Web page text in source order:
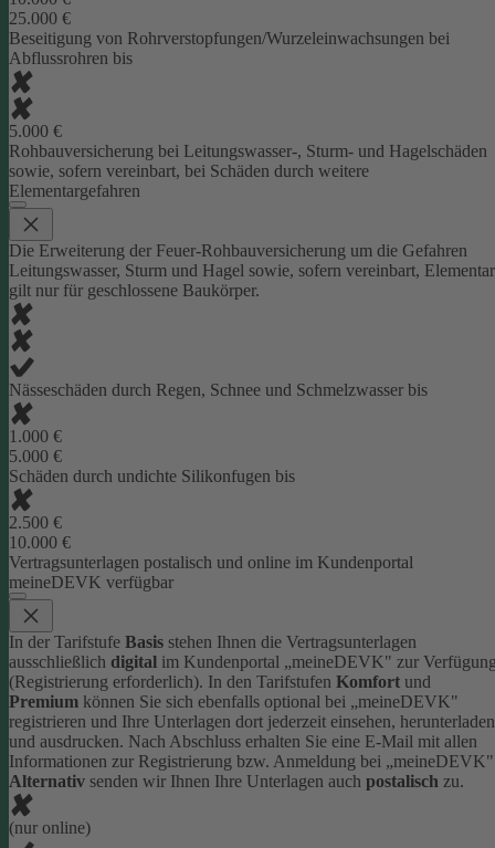
25.000 €
Beseitigung von Rohrverstopfungen/Wurzeleinwachsungen bei
Abflussrohren bis
5.000 €
Rohbauversicherung bei Leitungswasser-, Sturm- und Hagelschäden
sowie, sofern vereinbart, bei Schäden durch weitere
Elementargefahren
Die Erweiterung der Feuer-Rohbauversicherung um die Gefahren
Leitungswasser, Sturm und Hagel sowie, sofern vereinbart, Elementar
gilt nur für geschlossene Baukörper.
Nässeschäden durch Regen, Schnee und Schmelzwasser bis
1.000 €
5.000 €
Schäden durch undichte Silikonfugen bis
2.500 €
10.000 €
Vertragsunterlagen postalisch und online im Kundenportal
meineDEVK verfügbar
In der Tarifstufe Basis stehen Ihnen die Vertragsunterlagen
ausschließlich digital im Kundenportal „meineDEVK" zur
(Registrierung erforderlich). In den Tarifstufen Komfort und
Premium können Sie sich ebenfalls optional bei „meineDEVK"
registrieren und Ihre Unterlagen dort jederzeit einsehen, herunterladen
und ausdrucken. Nach Abschluss erhalten Sie eine E-Mail mit allen
Informationen zur Registrierung bzw. Anmeldung bei
Alternativ senden wir Ihnen Ihre Unterlagen auch postalisch zu.
(nur online)